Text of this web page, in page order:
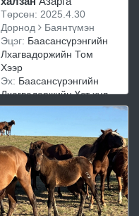
Төрсөн: 2025.4.30
Дорнод
Баянтүмэн
Эцэг: Баасансүрэнгийн
Лхагвадоржийн Том
Хээр
Эх: Баасансүрэнгийн
Лхагвадоржийн Үст хул